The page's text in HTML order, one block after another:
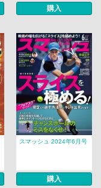
購入
スマッシュ 2024年6月号
購入